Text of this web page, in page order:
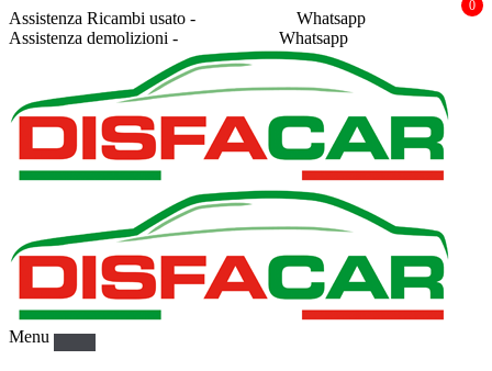
Assistenza Ricambi usato -
Whatsapp
Assistenza demolizioni -
Whatsapp
Menu
0